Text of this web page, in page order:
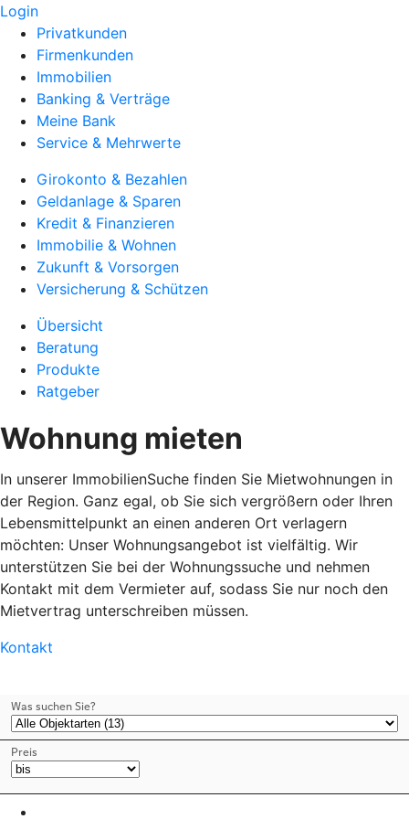
Login
Privatkunden
Firmenkunden
Immobilien
Banking & Verträge
Meine Bank
Service & Mehrwerte
Girokonto & Bezahlen
Geldanlage & Sparen
Kredit & Finanzieren
Immobilie & Wohnen
Zukunft & Vorsorgen
Versicherung & Schützen
Übersicht
Beratung
Produkte
Ratgeber
Wohnung mieten
In unserer ImmobilienSuche finden Sie Mietwohnungen in
der Region. Ganz egal, ob Sie sich vergrößern oder Ihren
Lebensmittelpunkt an einen anderen Ort verlagern
möchten: Unser Wohnungsangebot ist vielfältig. Wir
unterstützen Sie bei der Wohnungssuche und nehmen
Kontakt mit dem Vermieter auf, sodass Sie nur noch den
Mietvertrag unterschreiben müssen.
Kontakt